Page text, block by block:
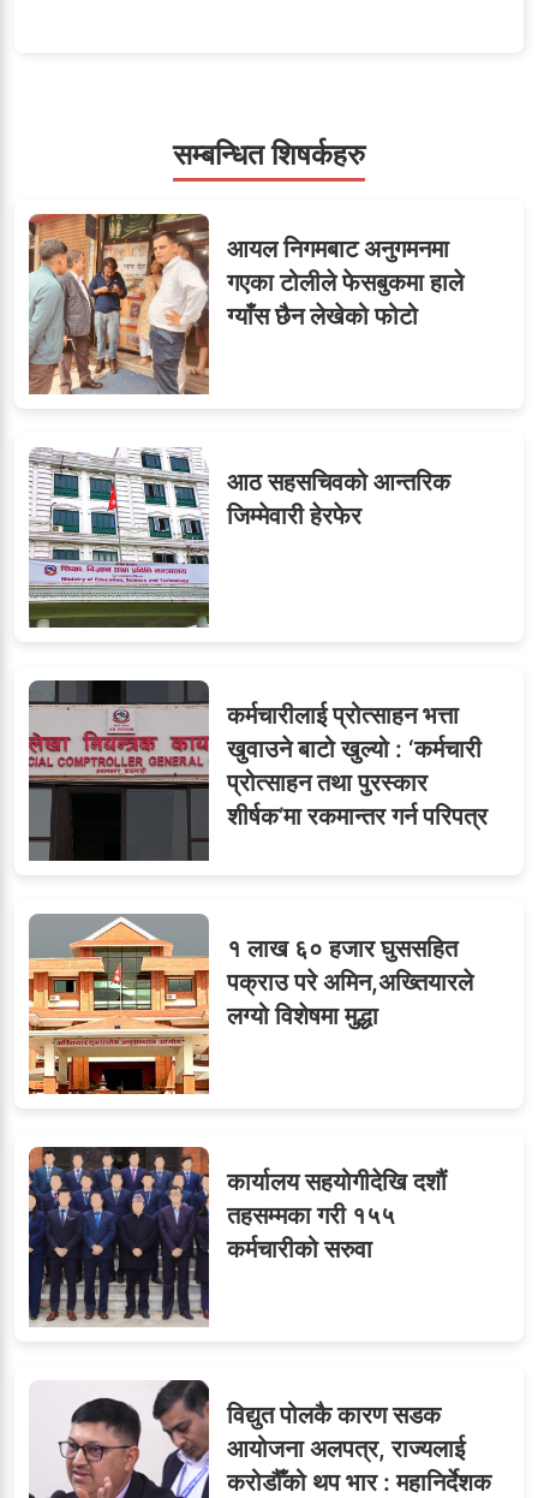
६सहसचिवमा प्रथम भएका
विजयकुमार शर्माको लोकसेवा
टिप्स
७
८जुनियरलाई दोहोरो जिम्मेवारी,
मन्त्रालयभित्र असन्तुष्टि
९ ओएनएमका नाममा अत्याचार :
सब–इन्जिनियरहरुको गम्भीर
ध्यानाकर्षण
सम्बन्धित शिषर्कहरु
आयल निगमबाट अनुगमनमा
गएका टोलीले फेसबुकमा हाले
ग्याँस छैन लेखेको फोटो
आठ सहसचिवको आन्तरिक
जिम्मेवारी हेरफेर
कर्मचारीलाई प्रोत्साहन भत्ता
खुवाउने बाटो खुल्यो : ‘कर्मचारी
प्रोत्साहन तथा पुरस्कार
शीर्षक’मा रकमान्तर गर्न परिपत्र
१ लाख ६० हजार घुससहित
पक्राउ परे अमिन,अख्तियारले
लग्यो विशेषमा मुद्धा
कार्यालय सहयोगीदेखि दशौं
तहसम्मका गरी १५५
कर्मचारीको सरुवा
विद्युत पोलकै कारण सडक
आयोजना अलपत्र, राज्यलाई
करोडौँको थप भार : महानिर्देशक